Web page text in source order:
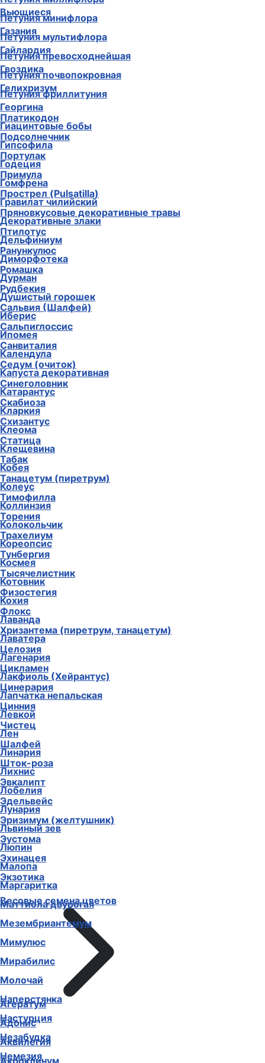
Петуния минифлора
Петуния мультифлора
Петуния превосходнейшая
Петуния почвопокровная
Петуния фриллитуния
Платикодон
Подсолнечник
Портулак
Примула
Прострел (Pulsatilla)
Пряновкусовые декоративные травы
Птилотус
Ранункулюс
Ромашка
Рудбекия
Сальвия (Шалфей)
Сальпиглоссис
Санвиталия
Седум (очиток)
Синеголовник
Скабиоза
Схизантус
Статица
Табак
Танацетум (пиретрум)
Тимофилла
Торения
Трахелиум
Тунбергия
Тысячелистник
Физостегия
Флокс
Хризантема (пиретрум, танацетум)
Целозия
Цикламен
Цинерария
Цинния
Чистец
Шалфей
Шток-роза
Эвкалипт
Эдельвейс
Эризимум (желтушник)
Эустома
Эхинацея
Экзотика
Весовые семена цветов
Агератум
Адонис
Аквилегия
Акроклинум
Вьющиеся
Газания
Гайлардия
Гвоздика
Гелихризум
Георгина
Гиацинтовые бобы
Гипсофила
Годеция
Гомфрена
Гравилат чилийский
Декоративные злаки
Дельфиниум
Диморфотека
Дурман
Душистый горошек
Иберис
Ипомея
Календула
Капуста декоративная
Катарантус
Кларкия
Клеома
Клещевина
Кобея
Колеус
Коллинзия
Колокольчик
Кореопсис
Космея
Котовник
Кохия
Лаванда
Лаватера
Лагенария
Лакфиоль (Хейрантус)
Лапчатка непальская
Левкой
Лен
Линария
Лихнис
Лобелия
Лунария
Львиный зев
Люпин
Малопа
Маргаритка
Маттиола двурогая
Мезембриантемум
Мимулюс
Мирабилис
Молочай
Наперстянка
Настурция
Незабудка
Немезия